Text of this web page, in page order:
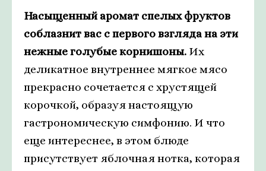
Насыщенный аромат спелых фруктов
соблазнит вас с первого взгляда на эти
нежные голубые корнишоны. Их
деликатное внутреннее мягкое мясо
прекрасно сочетается с хрустящей
корочкой, образуя настоящую
гастрономическую симфонию. И что
еще интереснее, в этом блюде
присутствует яблочная нотка, которая